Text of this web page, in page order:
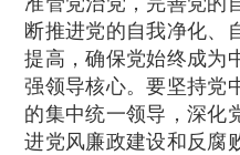
断推进党的自我净化、
提高，确保党始终成为
强领导核心。要坚持党
的集中统一领导，深化
进党风廉政建设和反腐